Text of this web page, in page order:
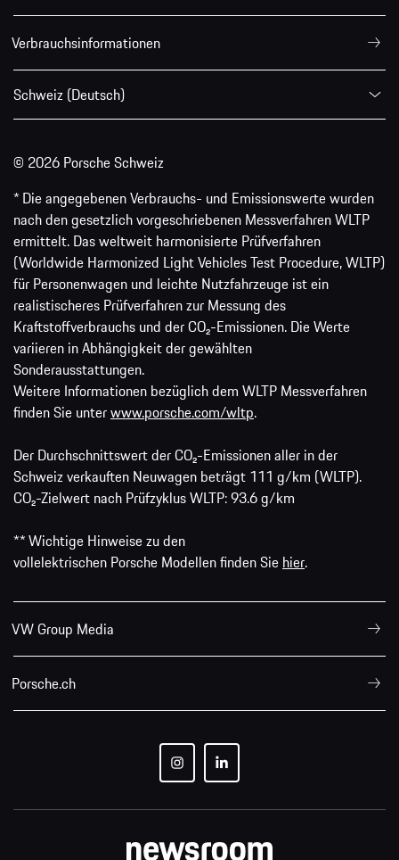
Verbrauchsinformationen
Schweiz (Deutsch)
© 2026 Porsche Schweiz
* Die angegebenen Verbrauchs- und Emissionswerte wurden
nach den gesetzlich vorgeschriebenen Messverfahren WLTP
ermittelt. Das weltweit harmonisierte Prüfverfahren
(Worldwide Harmonized Light Vehicles Test Procedure, WLTP)
für Personenwagen und leichte Nutzfahrzeuge ist ein
realistischeres Prüfverfahren zur Messung des
Kraftstoffverbrauchs und der CO₂-Emissionen. Die Werte
variieren in Abhängigkeit der gewählten
Sonderausstattungen.
Weitere Informationen bezüglich dem WLTP Messverfahren
finden Sie unterwww.porsche.com/wltp.
Der Durchschnittswert der CO₂-Emissionen aller in der
Schweiz verkauften Neuwagen beträgt 111 g/km (WLTP).
CO₂-Zielwert nach Prüfzyklus WLTP: 93.6 g/km
** Wichtige Hinweise zu den
vollelektrischen Porsche Modellen finden Sie hier.
VW Group Media
Porsche.ch